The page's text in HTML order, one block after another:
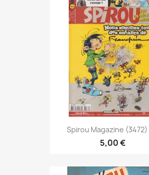
Spirou Magazine (3472)
5,00 €